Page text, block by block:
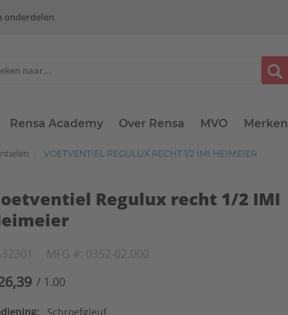
onderdelen
Rensa Academy Over Rensa MVO Merken
VOETVENTIEL REGULUX RECHT 1/2 IMI HEIMEIER
Regulux recht 1/2 IMI
MFG #: 0352-02.000
/ 1.00
Schroefgleuf